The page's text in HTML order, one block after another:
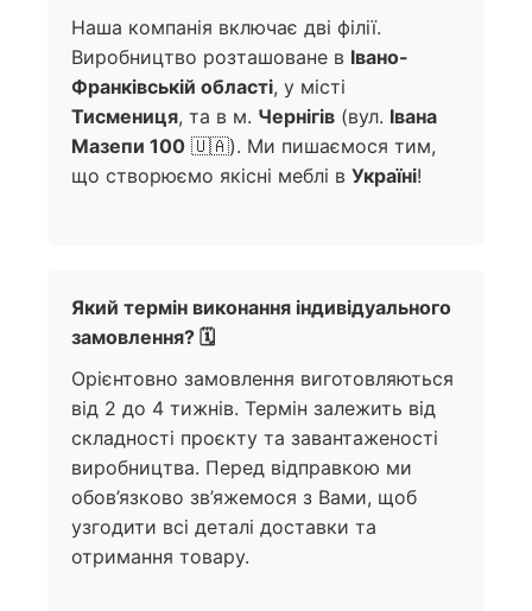
Наша компанія включає дві філії.
Виробництво розташоване в Івано-
Франківській області, у місті
Тисмениця, та в м. Чернігів (вул. Івана
Мазепи 100 🇺🇦). Ми пишаємося тим,
що створюємо якісні меблі в Україні!
Який термін виконання індивідуального
замовлення? 🗓️
Орієнтовно замовлення виготовляються
від 2 до 4 тижнів. Термін залежить від
складності проєкту та завантаженості
виробництва. Перед відправкою ми
обов’язково зв’яжемося з Вами, щоб
узгодити всі деталі доставки та
отримання товару.